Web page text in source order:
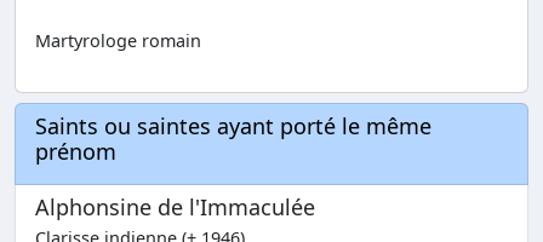
Martyrologe romain
Saints ou saintes ayant porté le même
prénom
Alphonsine de l'Immaculée